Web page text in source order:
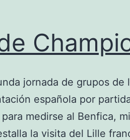
jornada de grupos de
española por
medirse al Benfica,
la visita del Lille